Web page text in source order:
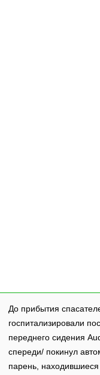
До прибытия
госпитализировали
переднего сидения
спереди/ покинул
парень, находившиеся